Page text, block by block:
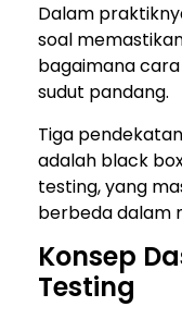
Dalam
soal
bagaimana
sudut pandang.
Tiga
adalah black
testing, yang
berbeda dalam
Konsep
Testing